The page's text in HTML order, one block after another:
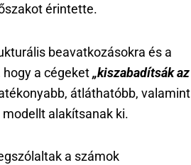
érintette.
beavatkozásokra és a
a cégeket„kiszabadítsák az
átláthatóbb, valamint
alakítsanak ki.
a számok